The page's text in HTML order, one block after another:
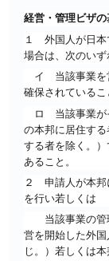
経営・管理ビザの
１ 外国人が日本
場合は、次のいず
イ 当該事業を
確保されているこ
ロ 当該事業が
の本邦に居住する
する者を除く。）
あること。
２ 申請人が本邦
を行い若しくは
当該事業の管
営を開始した外国
じ。
） 若しくは